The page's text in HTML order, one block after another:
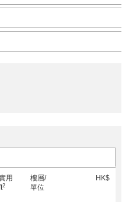
用
2
樓層/
單位
HK$